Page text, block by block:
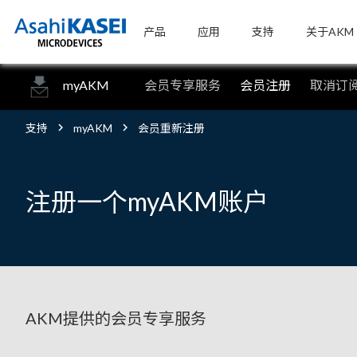
产品 应用 支持 关于AKM
myAKM 会员专享服务 会员注册 取消订
支持 myAKM 会员重新注册
注册一个myAKM账户
AKM提供的会员专享服务